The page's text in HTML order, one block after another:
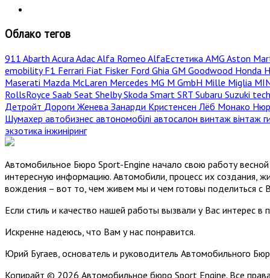
Облако тегов
911 Abarth Acura AdacAlfa Romeo AlfaЕстетика AMG Aston
emobilityF1 Ferrari Fiat Fisker Ford Ghia GM Goodwood Honda
Maserati Mazda McLaren Mercedes MG M GmbH Mille Miglia
RollsRoyce Saab Seat ShelbySkoda Smart SRT Subaru Suzuki
Детройт Дороги Женева Занарди Кристенсен Лёб Монако
Шумахер автобизнес автономобілі автосалон винтаж вінтаж
экзотика інжиніринг
Автомобильное Бюро Sport-Engine начало свою работу
интересную информацию. Автомобили, процесс их создания,
вождения – вот то, чем живем мы и чем готовы поделиться с
Если стиль и качество нашей работы вызвали у Вас интерес в
Искренне надеюсь, что Вам у нас понравится.
Юрий Бугаев, основатель и руководитель Автомобильного
Копирайт © 2026 Автомобильное бюро Sport Engine. Все